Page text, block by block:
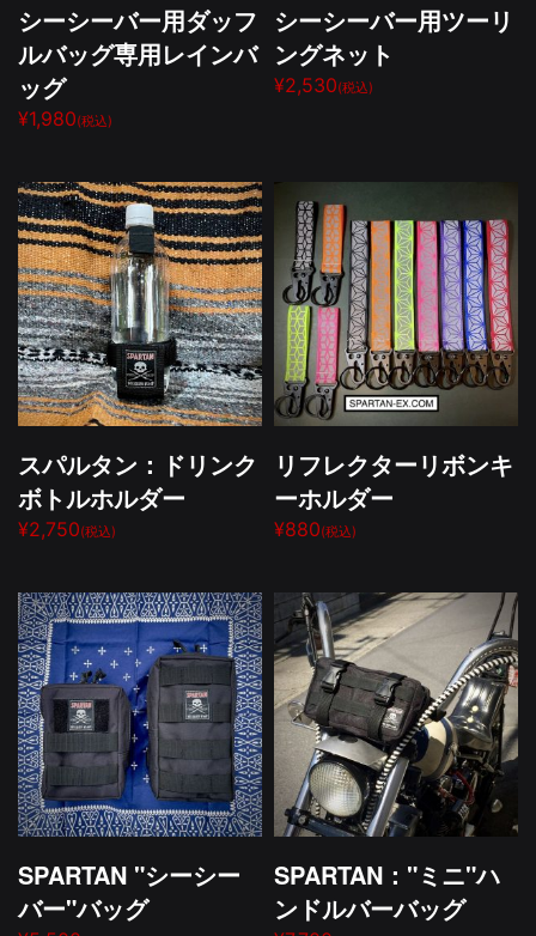
シーシーバー用ダッフ
ルバッグ専用レインバ
ッグ
¥1,980(税込)
シーシーバー用ツーリ
ングネット
¥2,530(税込)
スパルタン：ドリンク
ボトルホルダー
¥2,750(税込)
リフレクターリボンキ
ーホルダー
¥880(税込)
SPARTAN "シーシー
バー"バッグ
SPARTAN："ミニ"ハ
ンドルバーバッグ